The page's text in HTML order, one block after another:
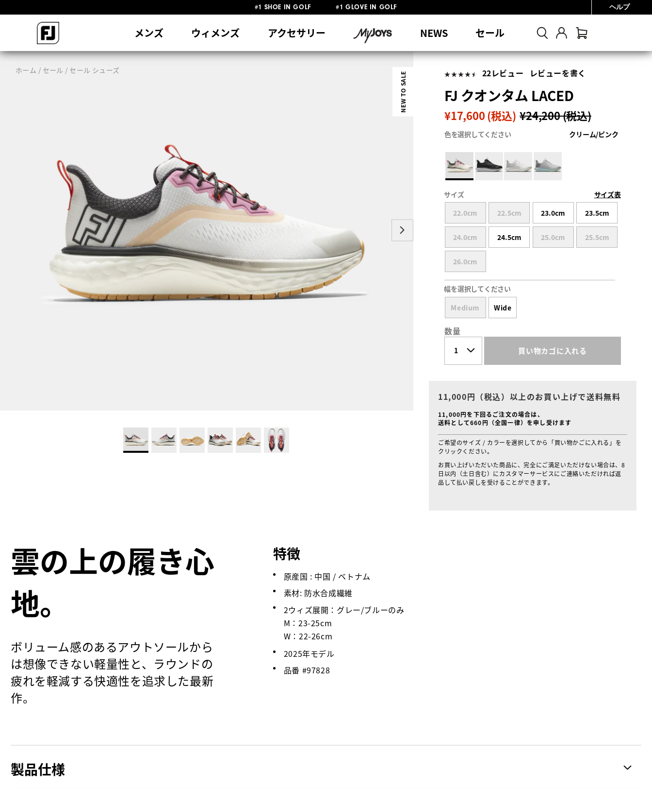
#1 SHOE IN GOLF #1 GLOVE IN GOLF
ヘルプ
メンズ ウィメンズ アクセサリー NEWS セール
ホーム セール セール シューズ
NEW TO SALE 22レビュー レビューを書く
FJ クオンタム LACED
¥24,200 (税込)
¥17,600 (税込)
色を選択してください クリーム/ピンク
サイズ
サイズ表
22.0cm
22.5cm 23.0cm 23.5cm
24.0cm 24.5cm 25.0cm 25.5cm
26.0cm
幅を選択してください
Medium
Wide
数量
買い物カゴに入れる
11,000円（税込）以上のお買い上げで送料無料
11,000円を下回るご注文の場合は、
送料として660円（全国一律）を申し受けます
ご希望のサイズ / カラーを選択してから「買い物かごに入れる」を
クリックください。
お買い上げいただいた商品に、完全にご満足いただけない場合は、8
日以内（土日含む）にカスタマーサービスにご連絡いただければ返
品して払い戻しを受けることができます。
雲の上の履き心
地。
ボリューム感のあるアウトソールから
は想像できない軽量性と、ラウンドの
疲れを軽減する快適性を追求した最新
作。
特徴
原産国 : 中国 / ベトナム
素材: 防水合成繊維
2ウィズ展開：グレー/ブルーのみ
M：23-25cm
W：22-26cm
2025年モデル
品番 #97828
製品仕様